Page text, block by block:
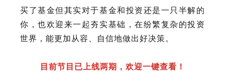
买了基金但其实对于基金和投资还是一只半解的
你，也欢迎来一起夯实基础，在纷繁复杂的投资
世界，能更加从容、自信地做出好决策。
目前节目已上线两期，欢迎一键查看！